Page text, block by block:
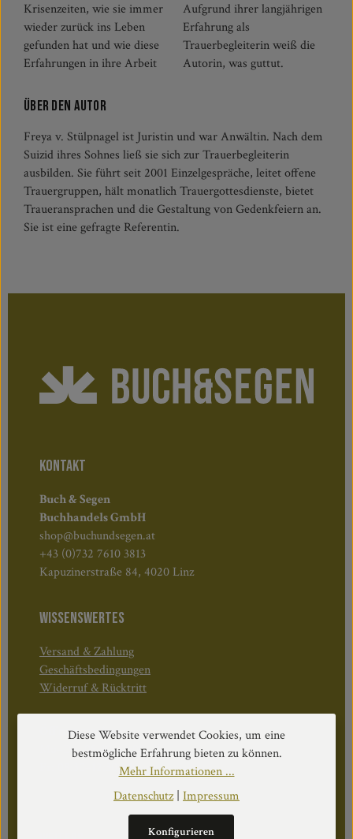
Krisenzeiten, wie sie immer
wieder zurück ins Leben
gefunden hat und wie diese
Erfahrungen in ihre Arbeit
Aufgrund ihrer langjährigen
Erfahrung als
Trauerbegleiterin weiß die
Autorin, was guttut.
Über den Autor
Freya v. Stülpnagel ist Juristin und war Anwältin. Nach dem
Suizid ihres Sohnes ließ sie sich zur Trauerbegleiterin
ausbilden. Sie führt seit 2001 Einzelgespräche, leitet offene
Trauergruppen, hält monatlich Trauergottesdienste, bietet
Traueransprachen und die Gestaltung von Gedenkfeiern an.
Sie ist eine gefragte Referentin.
KONTAKT
Buch & Segen
Buchhandels GmbH
shop@buchundsegen.at
+43 (0)732 7610 3813
Kapuzinerstraße 84, 4020 Linz
WISSENSWERTES
Versand & Zahlung
Geschäftsbedingungen
Widerruf & Rücktritt
Öffnungszeiten:
Mo–Do: 08:30–17:00 Uhr
Fr: 08:30–12:30 Uhr
Diese Website verwendet Cookies, um eine
bestmögliche Erfahrung bieten zu können.
Mehr Informationen ...
Datenschutz| Impressum
Konfigurieren